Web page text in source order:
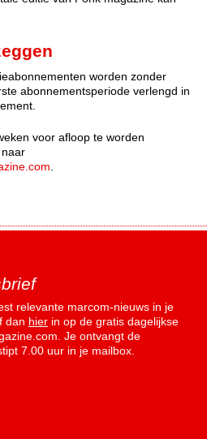
worden zonder
abonnementsperiode verlengd in
voor afloop te worden
relevante marcom-nieuws in je
dan hier in op de gratis dagelijkse
Je ontvangt de
7.00 uur in je mailbox.